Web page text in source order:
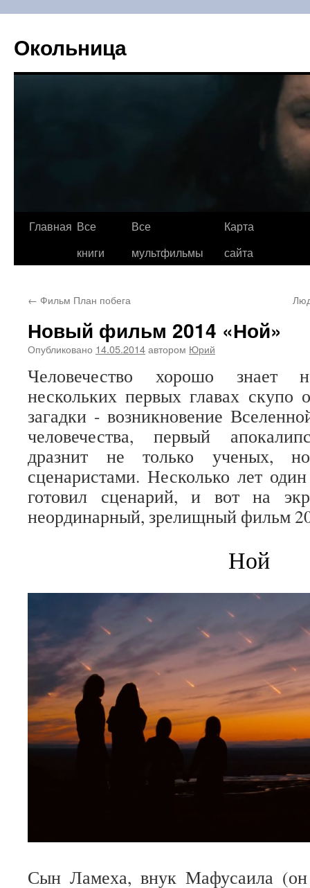
Окольница
Перейти
Главная Все
книги
Все
мультфильмы
Карта
сайта
← Фильм План побега
Новый фильм 2014 «Ной»
Опубликовано 14.05.2014автором Юрий
Человечество хорошо знает
нескольких первых главах скупо
загадки - возникновение
человечества, первый
дразнит не только ученых,
сценаристами. Несколько лет
готовил сценарий, и вот на
неординарный, зрелищный фильм
Ной
Сын Ламеха, внук Мафусаила